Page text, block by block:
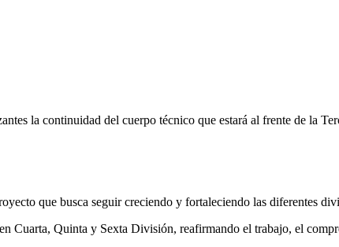
la continuidad del cuerpo técnico que estará al frente de la
que busca seguir creciendo y fortaleciendo las diferentes
Cuarta, Quinta y Sexta División, reafirmando el trabajo, el